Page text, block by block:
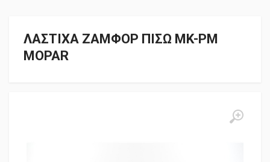
ΛΑΣΤΙΧΑ ΖΑΜΦΟΡ ΠΙΣΩ MK-PM
MOPAR